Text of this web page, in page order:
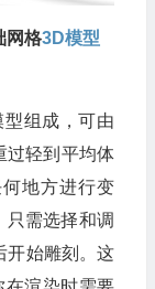
网格3D模型
组成，可由
过轻到平均体
地方进行变
只需选择和调
开始雕刻。这